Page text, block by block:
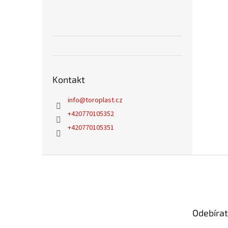
Kontakt
info@toroplast.cz
+420770105352
+420770105351